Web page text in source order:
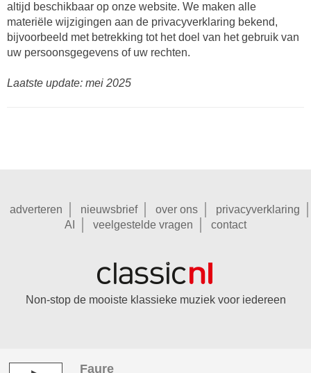
Faure
altijd beschikbaar op onze website. We maken alle
materiële wijzigingen aan de privacyverklaring bekend,
bijvoorbeeld met betrekking tot het doel van het gebruik van
uw persoonsgegevens of uw rechten.
Laatste update: mei 2025
adverteren nieuwsbrief over ons
privacyverklaring
AI
veelgestelde vragen contact
Non-stop de mooiste klassieke muziek voor iedereen